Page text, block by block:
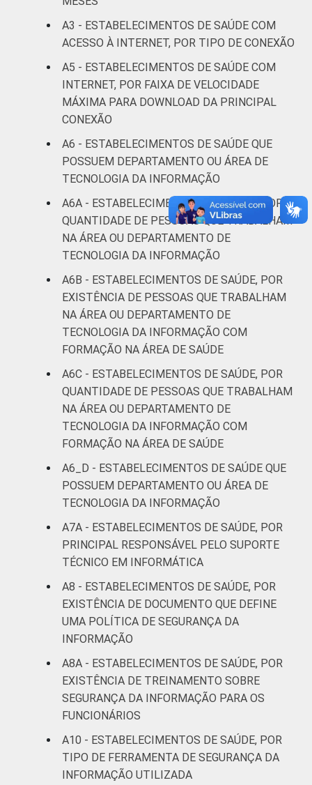
Fonte: CGI/NIC.br, Centro Regional de
Estudos para o Desenvolvimento da
Sociedade da Informação (Cetic.br),
Pesquisa sobre o uso das tecnologias de
informação e comunicação nos
estabelecimentos de saúde brasileiros – TIC
Saúde 2021.
A3 - ESTABELECIMENTOS DE SAÚDE COM
ACESSO À INTERNET, POR TIPO DE CONEXÃO
A5 - ESTABELECIMENTOS DE SAÚDE COM
INTERNET, POR FAIXA DE VELOCIDADE
MÁXIMA PARA DOWNLOAD DA PRINCIPAL
CONEXÃO
A6 - ESTABELECIMENTOS DE SAÚDE QUE
POSSUEM DEPARTAMENTO OU ÁREA DE
TECNOLOGIA DA INFORMAÇÃO
A6A - ESTABELECIMENTOS DE SAÚDE, POR
QUANTIDADE DE PESSOAS QUE TRABALHAM
NA ÁREA OU DEPARTAMENTO DE
TECNOLOGIA DA INFORMAÇÃO
A6B - ESTABELECIMENTOS DE SAÚDE, POR
EXISTÊNCIA DE PESSOAS QUE TRABALHAM
NA ÁREA OU DEPARTAMENTO DE
TECNOLOGIA DA INFORMAÇÃO COM
FORMAÇÃO NA ÁREA DE SAÚDE
A6C - ESTABELECIMENTOS DE SAÚDE, POR
QUANTIDADE DE PESSOAS QUE TRABALHAM
NA ÁREA OU DEPARTAMENTO DE
TECNOLOGIA DA INFORMAÇÃO COM
FORMAÇÃO NA ÁREA DE SAÚDE
A6_D - ESTABELECIMENTOS DE SAÚDE QUE
POSSUEM DEPARTAMENTO OU ÁREA DE
TECNOLOGIA DA INFORMAÇÃO
A7A - ESTABELECIMENTOS DE SAÚDE, POR
PRINCIPAL RESPONSÁVEL PELO SUPORTE
TÉCNICO EM INFORMÁTICA
A8 - ESTABELECIMENTOS DE SAÚDE, POR
EXISTÊNCIA DE DOCUMENTO QUE DEFINE
UMA POLÍTICA DE SEGURANÇA DA
INFORMAÇÃO
A8A - ESTABELECIMENTOS DE SAÚDE, POR
EXISTÊNCIA DE TREINAMENTO SOBRE
SEGURANÇA DA INFORMAÇÃO PARA OS
FUNCIONÁRIOS
A10 - ESTABELECIMENTOS DE SAÚDE, POR
TIPO DE FERRAMENTA DE SEGURANÇA DA
INFORMAÇÃO UTILIZADA